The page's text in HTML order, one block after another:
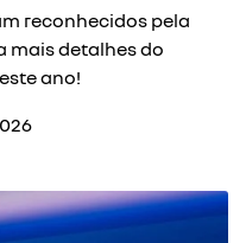
reconhecidos pela
mais detalhes do
ano!